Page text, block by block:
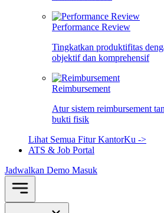
Performance Review
Tingkatkan produktifitas
objektif dan komprehensif
Reimbursement
Atur sistem reimbursement
bukti fisik
Lihat Semua Fitur KantorKu ->
ATS & Job Portal
Jadwalkan Demo Masuk